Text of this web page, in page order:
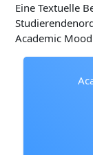
Eine Textuelle
Academic